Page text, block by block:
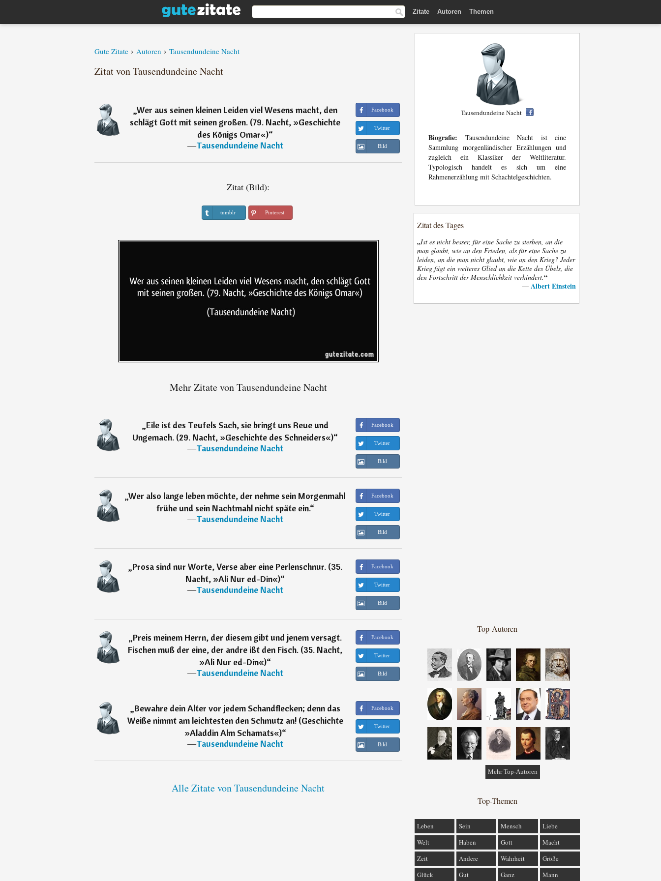
Zitate Autoren Themen
Gute Zitate › Autoren › Tausendundeine Nacht
Zitat von Tausendundeine Nacht
„Wer aus seinen kleinen Leiden viel Wesens macht, den
schlägt Gott mit seinen großen. (79. Nacht, »Geschichte
des Königs Omar«)“
―Tausendundeine Nacht
Facebook
Twitter
Bild
Zitat (Bild):
tumblr Pinterest
Mehr Zitate von Tausendundeine Nacht
„Eile ist des Teufels Sach, sie bringt uns Reue und
Ungemach. (29. Nacht, »Geschichte des Schneiders«)“
―Tausendundeine Nacht
Facebook
Twitter
Bild
„Wer also lange leben möchte, der nehme sein Morgenmahl
frühe und sein Nachtmahl nicht späte ein.“
―Tausendundeine Nacht
Facebook
Twitter
Bild
„Prosa sind nur Worte, Verse aber eine Perlenschnur. (35.
Nacht, »Ali Nur ed-Din«)“
―Tausendundeine Nacht
Facebook
Twitter
Bild
„Preis meinem Herrn, der diesem gibt und jenem versagt.
Fischen muß der eine, der andre ißt den Fisch. (35. Nacht,
»Ali Nur ed-Din«)“
―Tausendundeine Nacht
Facebook
Twitter
Bild
„Bewahre dein Alter vor jedem Schandflecken; denn das
Weiße nimmt am leichtesten den Schmutz an! (Geschichte
»Aladdin Alm Schamats«)“
―Tausendundeine Nacht
Facebook
Twitter
Bild
Alle Zitate von Tausendundeine Nacht
Tausendundeine Nacht
Biografie: Tausendundeine Nacht ist eine
Sammlung morgenländischer Erzählungen und
zugleich ein Klassiker der Weltliteratur.
Typologisch handelt es sich um eine
Rahmenerzählung mit Schachtelgeschichten.
Zitat des Tages
„Ist es nicht besser, für eine Sache zu sterben, an die
man glaubt, wie an den Frieden, als für eine Sache zu
leiden, an die man nicht glaubt, wie an den Krieg? Jeder
Krieg fügt ein weiteres Glied an die Kette des Übels, die
den Fortschritt der Menschlichkeit verhindert.“
— Albert Einstein
Top-Autoren
Mehr Top-Autoren
Top-Themen
Leben Sein Mensch
Liebe
Welt
Haben Gott
Macht
Zeit
Andere Wahrheit
Größe
Glück
Gut Ganz Mann